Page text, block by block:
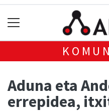
Aduna eta
errepidea,